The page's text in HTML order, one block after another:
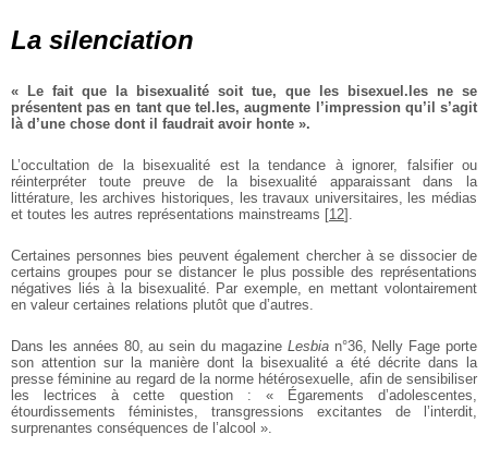
La silenciation
« Le fait que la bisexualité soit tue, que les bisexuel.les ne se
présentent pas en tantque tel.les, augmente l’impression qu’il s’agit
là d’une chose dont il faudrait avoir honte ».
L’occultation de la bisexualité estla tendance à ignorer, falsifierou
réinterpréter toute preuve dela bisexualité apparaissant dans la
littérature, les archives historiques, les travaux universitaires,
les médias
et toutes les autres représentations mainstreams [12]
Certaines personnes bies peuvent également chercher à se dissocier de
certains groupes pourse distancer le plus possible des représentations
négatives liés àla bisexualité. Par exemple, en mettant volontairement
en valeur certaines relations plutôt que d’autres.
Dans les années 80, au sein du magazine Lesbian°36, Nelly Fage porte
son attention sur la manière dont la bisexualité a été décrite dans la
presse féminine au regard de la norme hétérosexuelle, afinde sensibiliser
les lectrices à cette question : « Égarements d’adolescentes,
étourdissements féministes, transgressions excitantes de l’interdit,
surprenantes conséquences de l’alcool ».